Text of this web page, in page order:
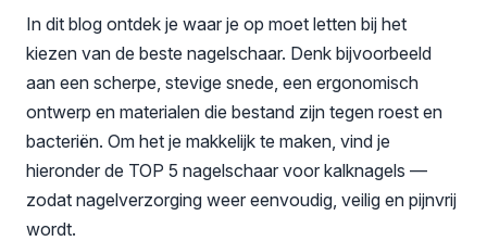
In dit blog ontdek je waar je op moet letten bij het
kiezen van de beste nagelschaar. Denk bijvoorbeeld
aan een scherpe, stevige snede, een ergonomisch
ontwerp en materialen die bestand zijn tegen roest en
bacteriën. Om het je makkelijk te maken, vind je
hieronder de TOP 5 nagelschaar voor kalknagels —
zodat nagelverzorging weer eenvoudig, veilig en pijnvrij
wordt.